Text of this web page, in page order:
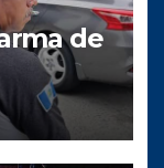
de